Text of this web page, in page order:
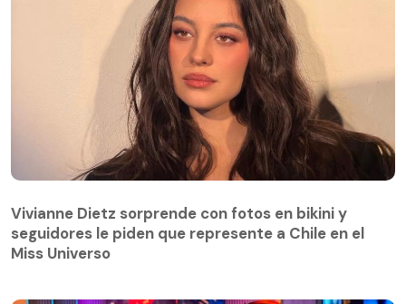
Vivianne Dietz sorprende con fotos en bikini y
seguidores le piden que represente a Chile en el
Miss Universo